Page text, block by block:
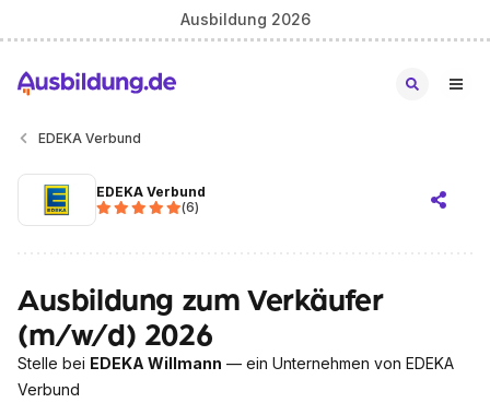
Ausbildung 2026
EDEKA Verbund
EDEKA Verbund
(6)
Ausbildung zum Verkäufer
(m/w/d) 2026
Stelle bei EDEKA Willmann — ein Unternehmen von EDEKA
Verbund